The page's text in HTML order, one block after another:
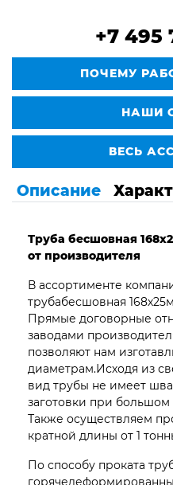
+7 495
ПОЧЕМУ
НАШИ
ВЕСЬ
Описание
Труба бесшовная
от производителя
В ассортименте
трубабесшовная
Прямые договорные
заводами
позволяют нам
диаметрам.Исходя из
вид трубы не имеет шва,
заготовки при
Также осуществляем
кратной длины от 1
По способу проката